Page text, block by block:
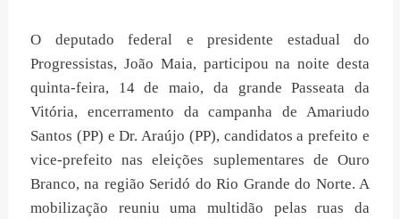
O deputado federal e presidente estadual do
Progressistas, João Maia, participou na noite desta
quinta-feira, 14 de maio, da grande Passeata da
Vitória, encerramento da campanha de Amariudo
Santos (PP) e Dr. Araújo (PP), candidatos a prefeito e
vice-prefeito nas eleições suplementares de Ouro
Branco, na região Seridó do Rio Grande do Norte. A
mobilização reuniu uma multidão pelas ruas da